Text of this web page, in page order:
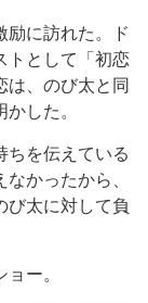
に訪れた。ド
トとして「初恋
は、のび太と同
した。
を伝えている
かったから、
び太に対して負
ー。